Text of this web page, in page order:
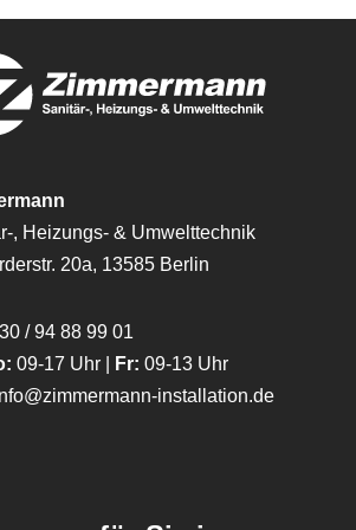
, Heizungs- & Umwelttechnik
20a, 13585 Berlin
/ 94 88 99 01
09-17 Uhr | Fr: 09-13 Uhr
installation.de